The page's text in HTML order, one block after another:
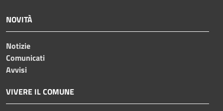
NOVITÀ
Notizie
Comunicati
Avvisi
VIVERE IL COMUNE